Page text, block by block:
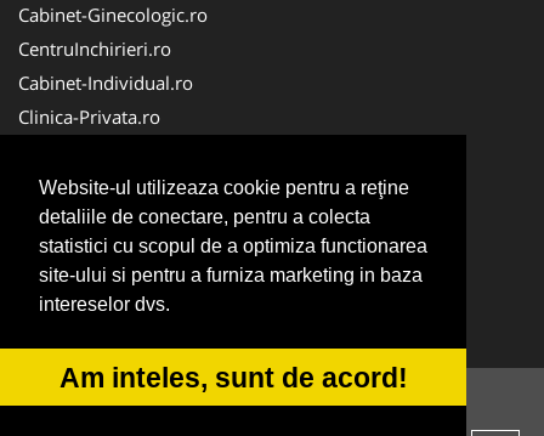
Website-ul utilizeaza cookie pentru a reţine
detaliile de conectare, pentru a colecta
statistici cu scopul de a optimiza functionarea
site-ului si pentru a furniza marketing in baza
intereselor dvs.
Am inteles, sunt de acord!
Cabinet-Ginecologic.ro
CentruInchirieri.ro
Cabinet-Individual.ro
Clinica-Privata.ro
Medic-Bun.com
Birouri-Cadastru. Ro
Cardiologul.ro
InstalatiiSolare.com
© 2014-2026 -ANPC SOL